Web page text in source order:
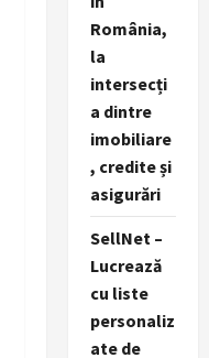
România,
la
intersecți
a dintre
imobiliare
, credite și
asigurări
SellNet –
Lucrează
cu liste
personaliz
ate de